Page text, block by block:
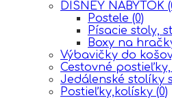
DISNEY NÁBYTOK
Postele (0)
Písacie stoly,
Boxy na
Výbavičky do
Cestovné
Jedálenské stolíky
Postieľky,kolísky (0)